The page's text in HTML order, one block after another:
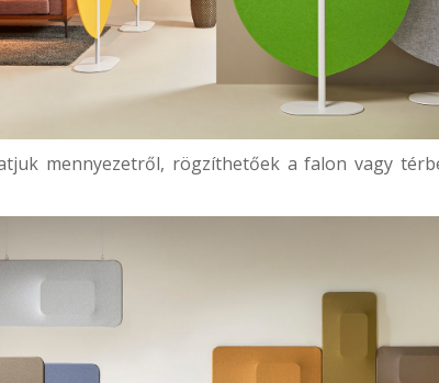
mennyezetről, rögzíthetőek a falon vagy